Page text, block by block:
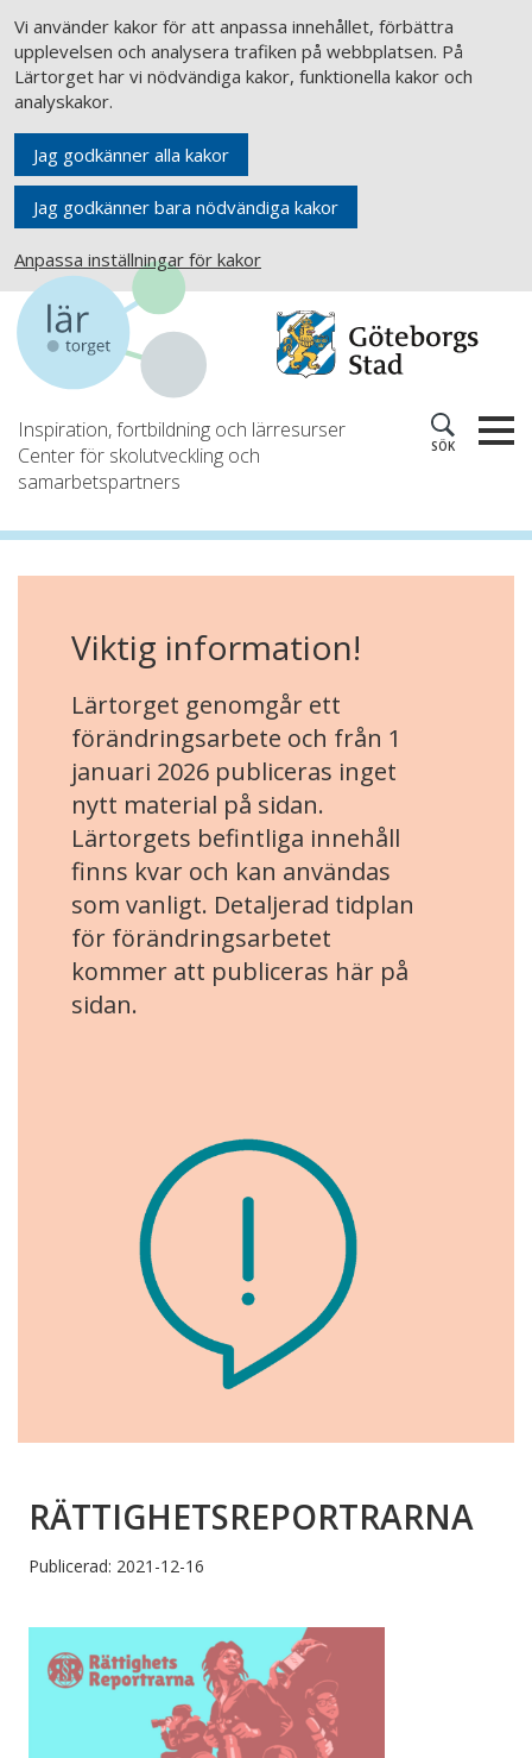
Vi använder kakor för att anpassa innehållet, förbättra
upplevelsen och analysera trafiken på webbplatsen. På
Lärtorget har vi nödvändiga kakor, funktionella kakor och
analyskakor.
Jag godkänner alla kakor
Jag godkänner bara nödvändiga kakor
Anpassa inställningar för kakor
Inspiration, fortbildning och lärresurser
Center för skolutveckling och
samarbetspartners
SÖK
Viktig information!
Lärtorget genomgår ett
förändringsarbete och från 1
januari 2026 publiceras inget
nytt material på sidan.
Lärtorgets befintliga innehåll
finns kvar och kan användas
som vanligt. Detaljerad tidplan
för förändringsarbetet
kommer att publiceras här på
sidan.
RÄTTIGHETSREPORTRARNA
Publicerad: 2021-12-16